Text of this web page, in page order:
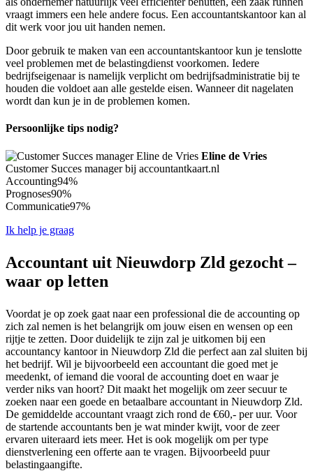
vraagt immers een hele andere focus. Een accountantskantoor kan al
dit werk voor jou uit handen nemen.
Door gebruik te maken van een accountantskantoor kun je tenslotte
veel problemen met de belastingdienst voorkomen. Iedere
bedrijfseigenaar is namelijk verplicht om bedrijfsadministratie bij te
houden die voldoet aan alle gestelde eisen. Wanneer dit nagelaten
wordt dan kun je in de problemen komen.
Persoonlijke tips nodig?
Eline de Vries
Customer Succes manager bij accountantkaart.nl
Accounting94%
Prognoses90%
Communicatie97%
Ik help je graag
Accountant uit Nieuwdorp Zld gezocht –
waar op letten
Voordat je op zoek gaat naar een professional die de accounting op
zich zal nemen is het belangrijk om jouw eisen en wensen op een
rijtje te zetten. Door duidelijk te zijn zal je uitkomen bij een
accountancy kantoor in Nieuwdorp Zld die perfect aan zal sluiten bij
het bedrijf. Wil je bijvoorbeeld een accountant die goed met je
meedenkt, of iemand die vooral de accounting doet en waar je
verder niks van hoort? Dit maakt het mogelijk om zeer secuur te
zoeken naar een goede en betaalbare accountant in Nieuwdorp Zld.
De gemiddelde accountant vraagt zich rond de €60,- per uur. Voor
de startende accountants ben je wat minder kwijt, voor de zeer
ervaren uiteraard iets meer. Het is ook mogelijk om per type
dienstverlening een offerte aan te vragen. Bijvoorbeeld puur
belastingaangifte.